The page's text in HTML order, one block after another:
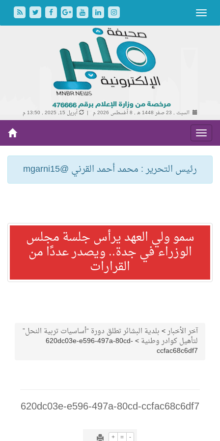
السبت , 23 صفر 1448 هـ , 8 أغسطس 2026 م | أبريل 15, 2025 , 13:50 م
رئيس التحرير : محمد أحمد القرني @mgarni15
سمو ولي العهد يرأس جلسة مجلس
الوزراء في جدة.. ويصدر عددًا من
القرارات
آخر الأخبار>بلدية البشائر تطلق دورة “أساسيات تربية النحل”
لتأهيل كوادر وطنية>
620dc03e-e596-497a-80cd-
ccfac68c6df7
620dc03e-e596-497a-80cd-ccfac68c6df7
+ = -